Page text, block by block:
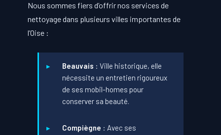
Nous sommes fiers d’offrir nos services de
nettoyage dans plusieurs villes importantes de
l’Oise :
Beauvais : Ville historique, elle
nécessite un entretien rigoureux
de ses mobil-homes pour
conserver sa beauté.
Compiègne : Avec ses